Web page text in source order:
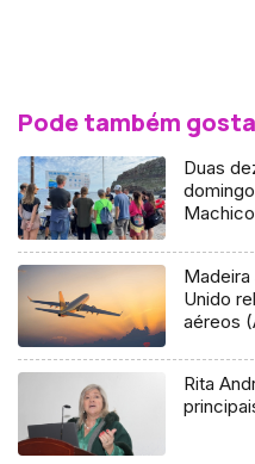
Pode também
Duas
Unido
aéreos
Rita